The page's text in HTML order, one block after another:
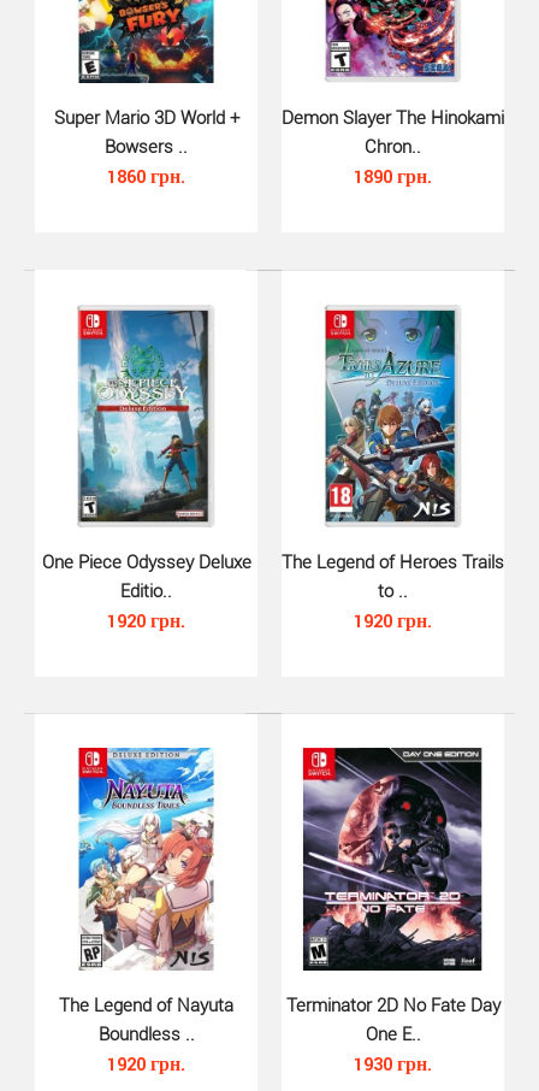
Shin Megami Tensei V Vengeance для Nintendo Switch -
сказка о мести или творении: какой путь вы выбе..
Teenage Mutant Ninja Turtles: T..
Turtles в одной невероятной упаковкеДобавлена ​​онл..
Super Mario 3D World +
Bowsers ..
1860 грн.
Demon Slayer The Hinokami
Chron..
1890 грн.
One Piece Odyssey Deluxe
Editio..
1920 грн.
The Legend of Heroes Trails
to ..
1920 грн.
The Legend of Nayuta
Boundless ..
1920 грн.
Terminator 2D No Fate Day
One E..
1930 грн.